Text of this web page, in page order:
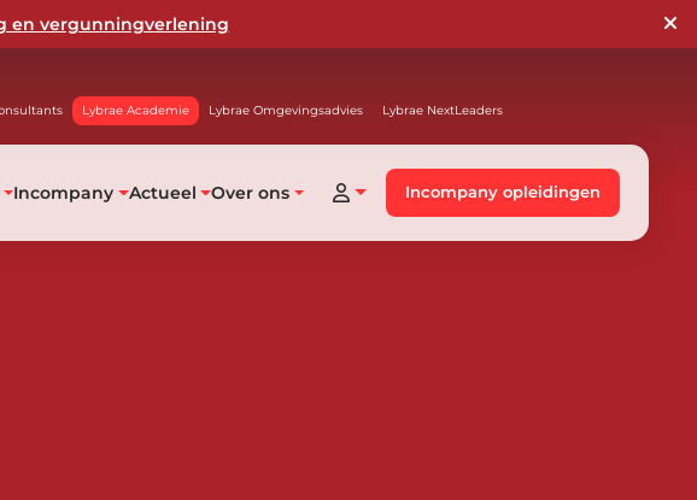
en vergunningverlening
Lybrae Academie Lybrae Omgevingsadvies Lybrae NextLeaders
Incompany Actueel Over ons Incompany opleidingen